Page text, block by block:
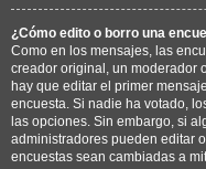
¿Cómo edito o borro una
Como en los mensajes, las
creador original, un moderador
hay que editar el primer
encuesta. Si nadie ha votado,
las opciones. Sin embargo, si
administradores pueden editar
encuestas sean cambiadas a